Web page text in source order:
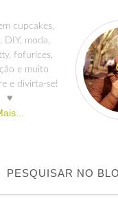
cupcakes,
DIY, moda,
fofurices,
e muito
e divirta-se!
♥
PESQUISAR NO